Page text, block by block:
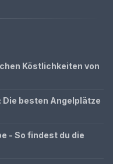
Köstlichkeiten von
Die besten Angelplätze
- So findest du die